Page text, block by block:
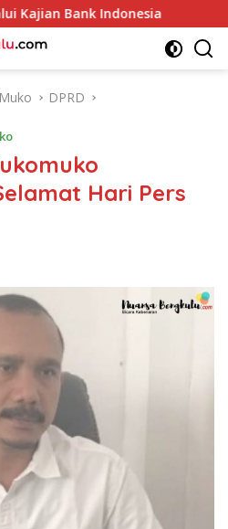
Bank Indonesia Sekda
DPRD
Hari Pers